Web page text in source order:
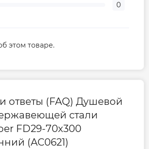
0
этом товаре.
ответы (FAQ) Душевой
стали
FD29-70x300
(AC0621)